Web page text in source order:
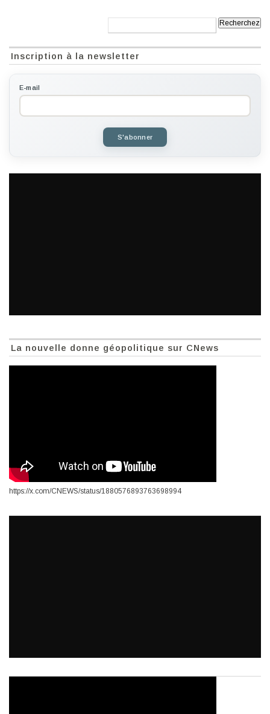
Inscription à la newsletter
E-mail
S'abonner
La nouvelle donne géopolitique sur CNews
https://x.com/CNEWS/status/1880576893763698994